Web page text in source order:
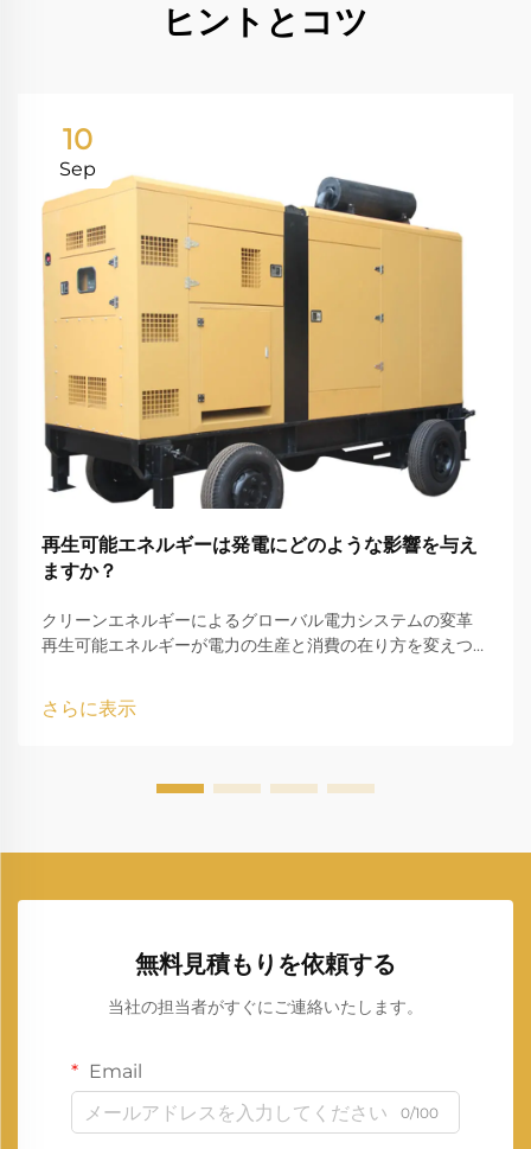
ヒントとコツ
10
Sep
再生可能エネルギーは発電にどのような影響を与え
ますか？
クリーンエネルギーによるグローバル電力システムの変革
再生可能エネルギーが電力の生産と消費の在り方を変えつつ
動きは、われわれが電力を生み出し、それを使う方法におい
て、最も重要な...
さらに表示
無料見積もりを依頼する
当社の担当者がすぐにご連絡いたします。
Email
0/100